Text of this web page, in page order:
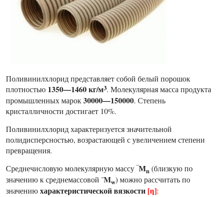
Поливинилхлорид представляет собой белый порошок
плотностью 1350—1460 кг/м3. Молекулярная масса продукта
промышленных марок30000—150000. Степень
кристалличности достигает 10%.
Поливинилхлорид характеризуется значительной
полидисперсностью, возрастающей с увеличением степени
превращения.
Среднечисловую молекулярную массу ‾Мn (близкую по
значению к среднемассовой ¯Mw) можно рассчитать по
значениюхарактеристической вязкости [η]: